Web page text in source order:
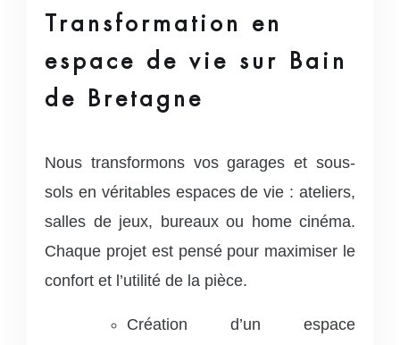
Transformation en
espace de vie sur Bain
de Bretagne
Nous transformons vos garages et sous-
sols en véritables espaces de vie : ateliers,
salles de jeux, bureaux ou home cinéma.
Chaque projet est pensé pour maximiser le
confort et l’utilité de la pièce.
Création d’un espace